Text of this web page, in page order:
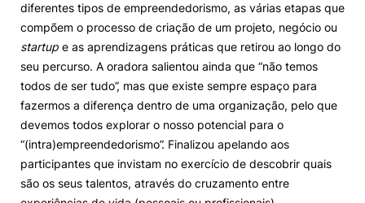
diferentes tipos de empreendedorismo, as várias etapas que
compõem o processo de criação de um projeto, negócio ou
startup e as aprendizagens práticas que retirou ao longo do
seu percurso. A oradora salientou ainda que “não temos
todos de ser tudo”, mas que existe sempre espaço para
fazermos a diferença dentro de uma organização, pelo que
devemos todos explorar o nosso potencial para o
“(intra)empreendedorismo”. Finalizou apelando aos
participantes que invistam no exercício de descobrir quais
são os seus talentos, através do cruzamento entre